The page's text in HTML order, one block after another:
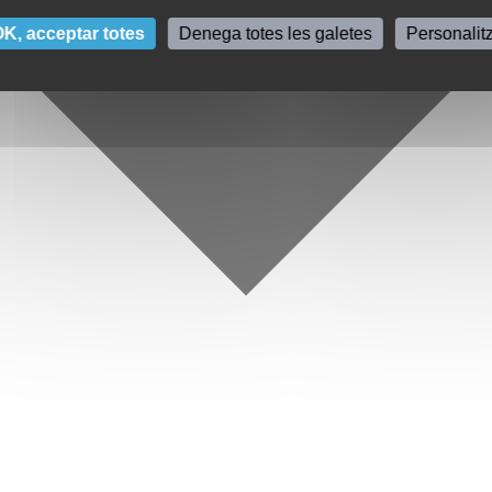
acceptar totes Denega totes les galetes